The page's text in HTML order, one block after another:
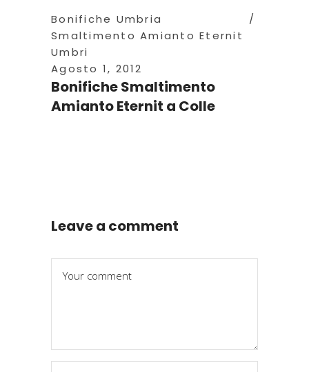
Bonifiche Umbria
Smaltimento Amianto Eternit
Umbri
Agosto 1, 2012
Bonifiche Smaltimento
Amianto Eternit a Colle
Leave a comment